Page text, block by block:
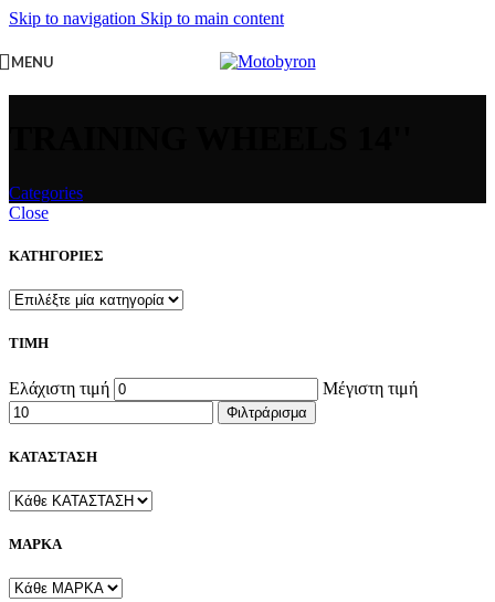
Skip to navigation Skip to main content
MENU
Categories
Close
ΚΑΤΗΓΟΡΙΕΣ
ΤΙΜΗ
Ελάχιστη τιμή Μέγιστη τιμή
Φιλτράρισμα
ΚΑΤΑΣΤΑΣΗ
ΜΑΡΚΑ